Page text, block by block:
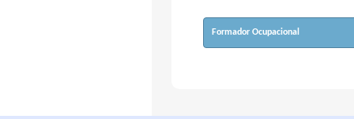
Formador Ocupacional